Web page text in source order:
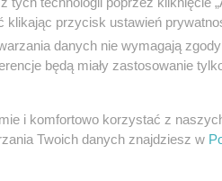
lipca.
przycisk ustawień
danych nie wymagają
będą miały zastosowanie
i komfortowo korzystać z
Twoich danych znajdziesz w